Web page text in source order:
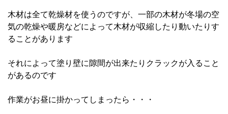
木材は全て乾燥材を使うのですが、一部の木材が冬場の空
気の乾燥や暖房などによって木材が収縮したり動いたりす
ることがあります
それによって塗り壁に隙間が出来たりクラックが入ること
があるのです
作業がお昼に掛かってしまったら・・・